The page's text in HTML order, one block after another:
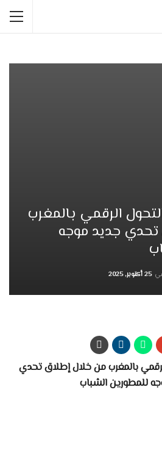
الرقمي بالمغرب
جديد موجه
25 أكتوبر, 2025
بالمغرب من خلال إطلاق تحدي
للمطورين الشباب